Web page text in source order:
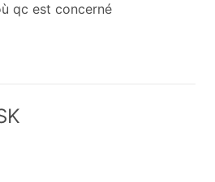
qc est concerné